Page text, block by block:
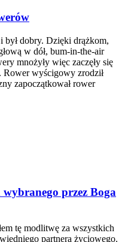
był dobry. Dzięki drążkom,
w dół, bum-in-the-air
mnożyły więc zaczęły się
Rower wyścigowy zrodził
zapoczątkował rower
przez Boga
tę modlitwę za wszystkich
partnera życiowego.